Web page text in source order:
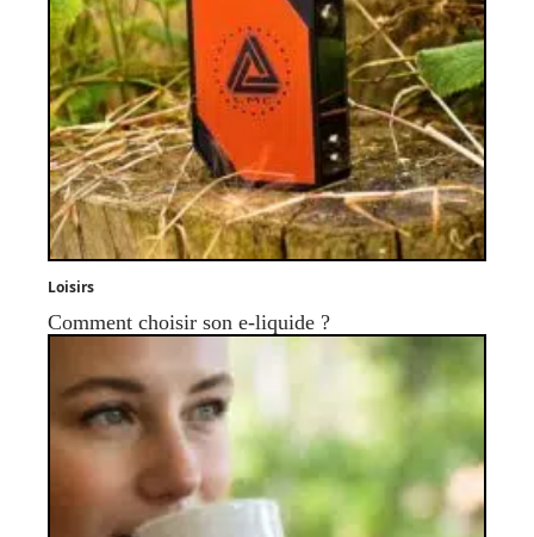
Loisirs
Comment choisir son e-liquide ?